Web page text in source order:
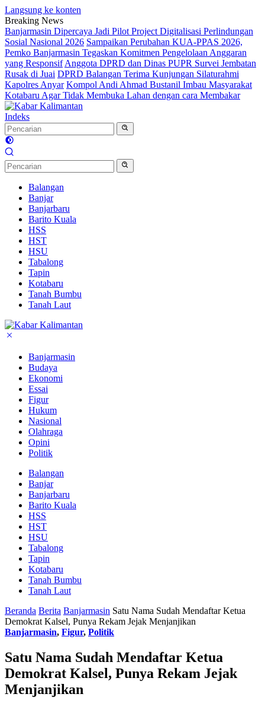
Langsung ke konten
Breaking News
Banjarmasin Dipercaya Jadi Pilot Project Digitalisasi Perlindungan
Sosial Nasional 2026 Sampaikan Perubahan KUA-PPAS 2026,
Pemko Banjarmasin Tegaskan Komitmen Pengelolaan Anggaran
yang Responsif Anggota DPRD dan Dinas PUPR Survei Jembatan
Rusak di Juai DPRD Balangan Terima Kunjungan Silaturahmi
Kapolres Anyar Kompol Andi Ahmad Bustanil Imbau Masyarakat
Kotabaru Agar Tidak Membuka Lahan dengan cara Membakar
Indeks
Balangan
Banjar
Banjarbaru
Barito Kuala
HSS
HST
HSU
Tabalong
Tapin
Kotabaru
Tanah Bumbu
Tanah Laut
Banjarmasin
Budaya
Ekonomi
Essai
Figur
Hukum
Nasional
Olahraga
Opini
Politik
Balangan
Banjar
Banjarbaru
Barito Kuala
HSS
HST
HSU
Tabalong
Tapin
Kotabaru
Tanah Bumbu
Tanah Laut
Beranda Berita Banjarmasin Satu Nama Sudah Mendaftar Ketua
Demokrat Kalsel, Punya Rekam Jejak Menjanjikan
Banjarmasin, Figur, Politik
Satu Nama Sudah Mendaftar Ketua
Demokrat Kalsel, Punya Rekam Jejak
Menjanjikan